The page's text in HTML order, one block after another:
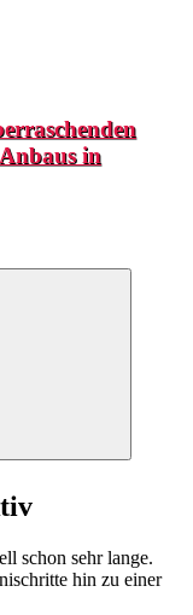
in
schon sehr lange.
hin zu einer